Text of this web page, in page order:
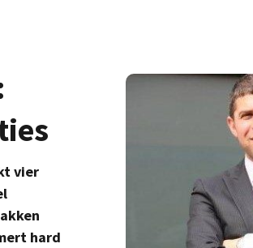
vier
hard